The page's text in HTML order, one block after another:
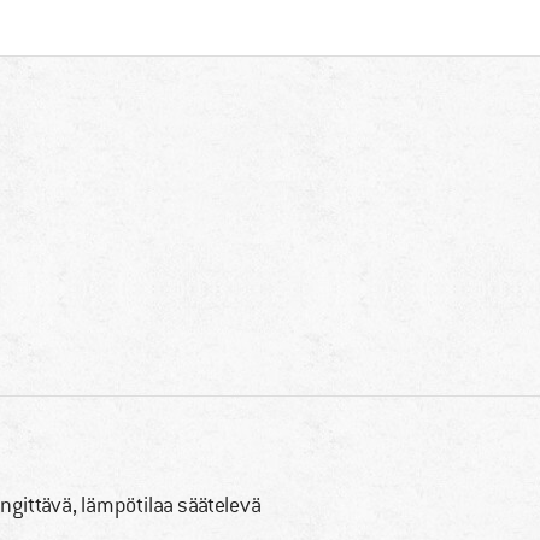
lämpötilaa säätelevä